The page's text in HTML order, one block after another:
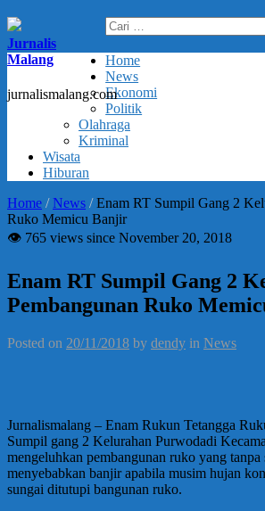
Jurnalis
Malang
jurnalismalang.com
Cari
untuk:
Home
News
Ekonomi
Politik
Olahraga
Kriminal
Wisata
Hiburan
Home /News /Enam RT Sumpil Gang 2
Ruko Memicu Banjir
👁 765 views since November 20, 2018
Enam RT Sumpil Gang 2
Pembangunan Ruko
Posted on 20/11/2018 by dendy in News
Jurnalismalang – Enam Rukun Tetangga
Sumpil gang 2 Kelurahan Purwodadi
mengeluhkan pembangunan ruko yang tanpa
menyebabkan banjir apabila musim hujan
sungai ditutupi bangunan ruko.